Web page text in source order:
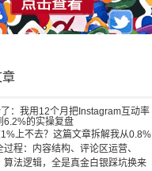
章
：我用12个月把Instagram互动率
6.2%的实操复盘
上不去？这篇文章拆解我从0.8%
过程：内容结构、评论区运营、
算法逻辑，全是真金白银踩坑换来